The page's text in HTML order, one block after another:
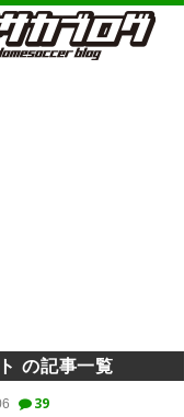
の記事一覧
39